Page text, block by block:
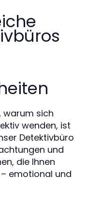
warum sich
wenden, ist
Detektivbüro
und
die Ihnen
emotional und